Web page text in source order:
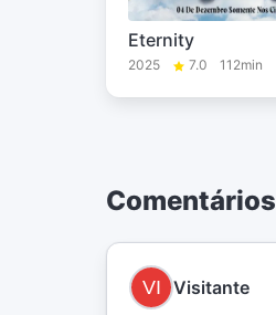
Eternity
2025 7.0 112min
Comentários
Visitante